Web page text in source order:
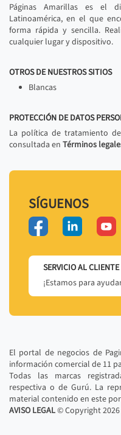
Páginas Amarillas es el
Latinoamérica, en el que
forma rápida y sencilla.
cualquier lugar y dispositivo.
OTROS DE NUESTROS SITIOS
Blancas
PROTECCIÓN DE DATOS
La política de tratamiento
consultada en Términos
SÍGUENOS
SERVICIO AL CLIENTE
¡Estamos para
El portal de negocios de
información comercial de 11
Todas las marcas
respectiva o de Gurú. La
material contenido en este
AVISO LEGAL© Copyright2026